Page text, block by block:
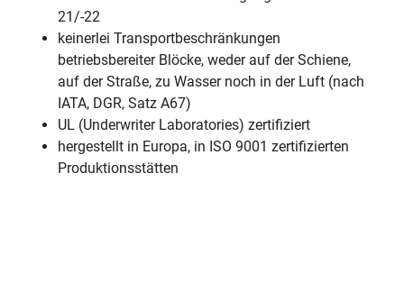
21/-22
keinerlei Transportbeschränkungen
betriebsbereiter Blöcke, weder auf der Schiene,
auf der Straße, zu Wasser noch in der Luft (nach
IATA, DGR, Satz A67)
UL (Underwriter Laboratories) zertifiziert
hergestellt in Europa, in ISO 9001 zertifizierten
Produktionsstätten